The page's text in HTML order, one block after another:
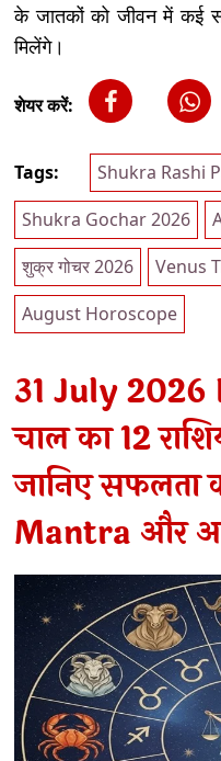
के जातकों को जीवन में कई
मिलेंगे।
शेयर करें:
Tags: Shukra Rashi
Shukra Gochar 2026
शुक्र गोचर 2026
Venus
August Horoscope
31 July 2026
चाल का 12
जानिए सफलता
Mantra और